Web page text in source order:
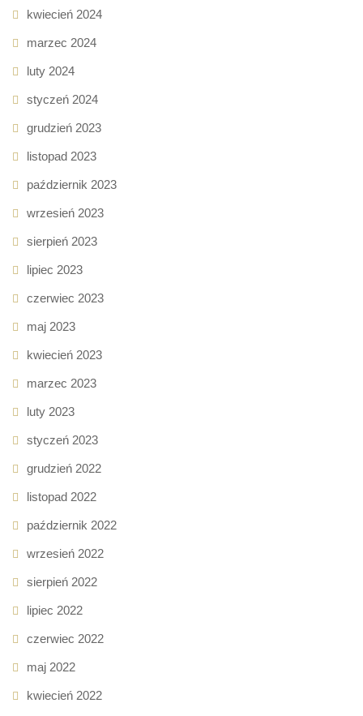
kwiecień 2024
marzec 2024
luty 2024
styczeń 2024
grudzień 2023
listopad 2023
październik 2023
wrzesień 2023
sierpień 2023
lipiec 2023
czerwiec 2023
maj 2023
kwiecień 2023
marzec 2023
luty 2023
styczeń 2023
grudzień 2022
listopad 2022
październik 2022
wrzesień 2022
sierpień 2022
lipiec 2022
czerwiec 2022
maj 2022
kwiecień 2022